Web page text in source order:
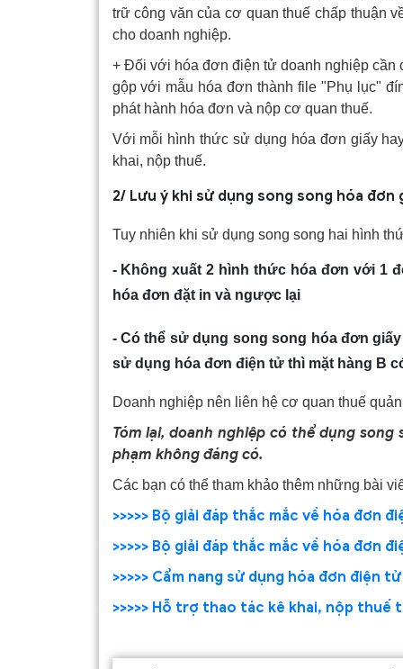
trữ công văn của cơ quan thuế chấp thuận
cho doanh nghiệp.
+ Đối với hóa đơn điện tử doanh nghiệp cần
gộp với mẫu hóa đơn thành file "Phụ lục"
phát hành hóa đơn và nộp cơ quan thuế.
Với mỗi hình thức sử dụng hóa đơn giấy
khai, nộp thuế.
2/ Lưu ý khi sử dụng song song hóa đơn
Tuy nhiên khi sử dụng song song hai hình
- Không xuất 2 hình thức hóa đơn với 1
hóa đơn đặt in và ngược lại
- Có thể sử dụng song song hóa đơn
sử dụng hóa đơn điện tử thì mặt hàng B
Doanh nghiệp nên liên hệ cơ quan thuế
Tóm lại, doanh nghiệp có thể dụng
phạm không đáng có.
Các bạn có thể tham khảo thêm những bài
>>>>> Bộ giải đáp thắc mắc về hóa đơn
>>>>> Bộ giải đáp thắc mắc về hóa đơn
>>>>> Cẩm nang sử dụng hóa đơn điện
>>>>> Hỗ trợ thao tác kê khai, nộp